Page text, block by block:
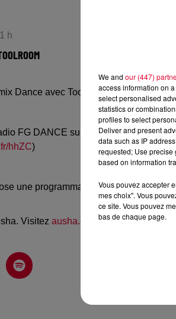
h
Dance avec Toolroom du samedi 29
FG DANCE sur
www.radiofg.com/fg-
hhZC)
une programmation dance, EDM,
Visitez ausha.co/politique-de-
We and our (447)
access information on
select personalised
statistics or
profiles to select
Deliver and present
data such as IP
requested; Use precise
based on information
Vous pouvez accepter
mes choix". Vous
ce site. Vous pouvez
bas de chaque page.